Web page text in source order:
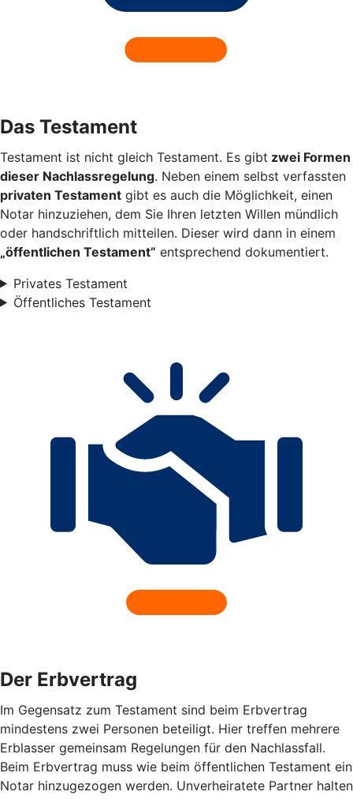
Das Testament
Testament ist nicht gleich Testament. Es gibt zwei Formen
dieser Nachlassregelung. Neben einem selbst verfassten
privaten Testament gibt es auch die Möglichkeit, einen
Notar hinzuziehen, dem Sie Ihren letzten Willen mündlich
oder handschriftlich mitteilen. Dieser wird dann in einem
„öffentlichen Testament” entsprechend dokumentiert.
Privates Testament
Öffentliches Testament
Der Erbvertrag
Im Gegensatz zum Testament sind beim Erbvertrag
mindestens zwei Personen beteiligt. Hier treffen mehrere
Erblasser gemeinsam Regelungen für den Nachlassfall.
Beim Erbvertrag muss wie beim öffentlichen Testament ein
Notar hinzugezogen werden. Unverheiratete Partner halten